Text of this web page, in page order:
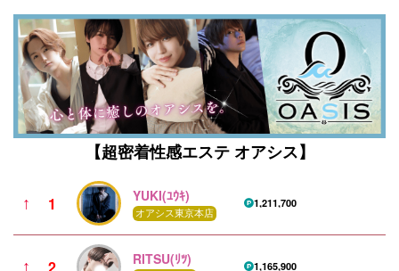
【超密着性感エステ オアシス】
↑ 1 YUKI(ﾕｳｷ)
オアシス東京本店
1,211,700
↑ 2 RITSU(ﾘﾂ) 1,165,900